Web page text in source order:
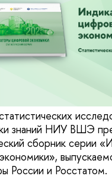
знаний НИУ ВШЭ
сборник серии
России и Росстатом.